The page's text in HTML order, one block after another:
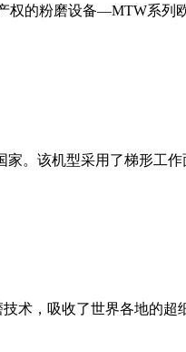
的粉磨设备—MTW系列
。该机型采用了梯形工
术，吸收了世界各地的